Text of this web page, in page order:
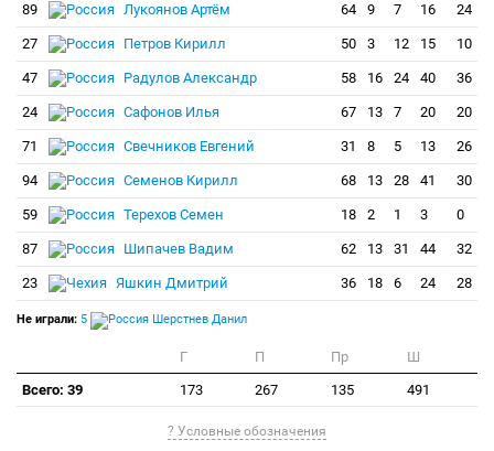
89 Лукоянов Артём 64 9 7 16 24
27 Петров Кирилл 50 3 12 15 10
47 Радулов Александр 58 16 24 40 36
24 Сафонов Илья 67 13 7 20 20
71 Свечников Евгений 31 8 5 13 26
94 Семенов Кирилл 68 13 28 41 30
59 Терехов Семен 18 2 1 3 0
87 Шипачев Вадим 62 13 31 44 32
23 Яшкин Дмитрий 36 18 6 24 28
Не играли: 5 Шерстнев Данил
Г П Пр
Ш
Всего: 39
173 267 135 491
? Условные обозначения